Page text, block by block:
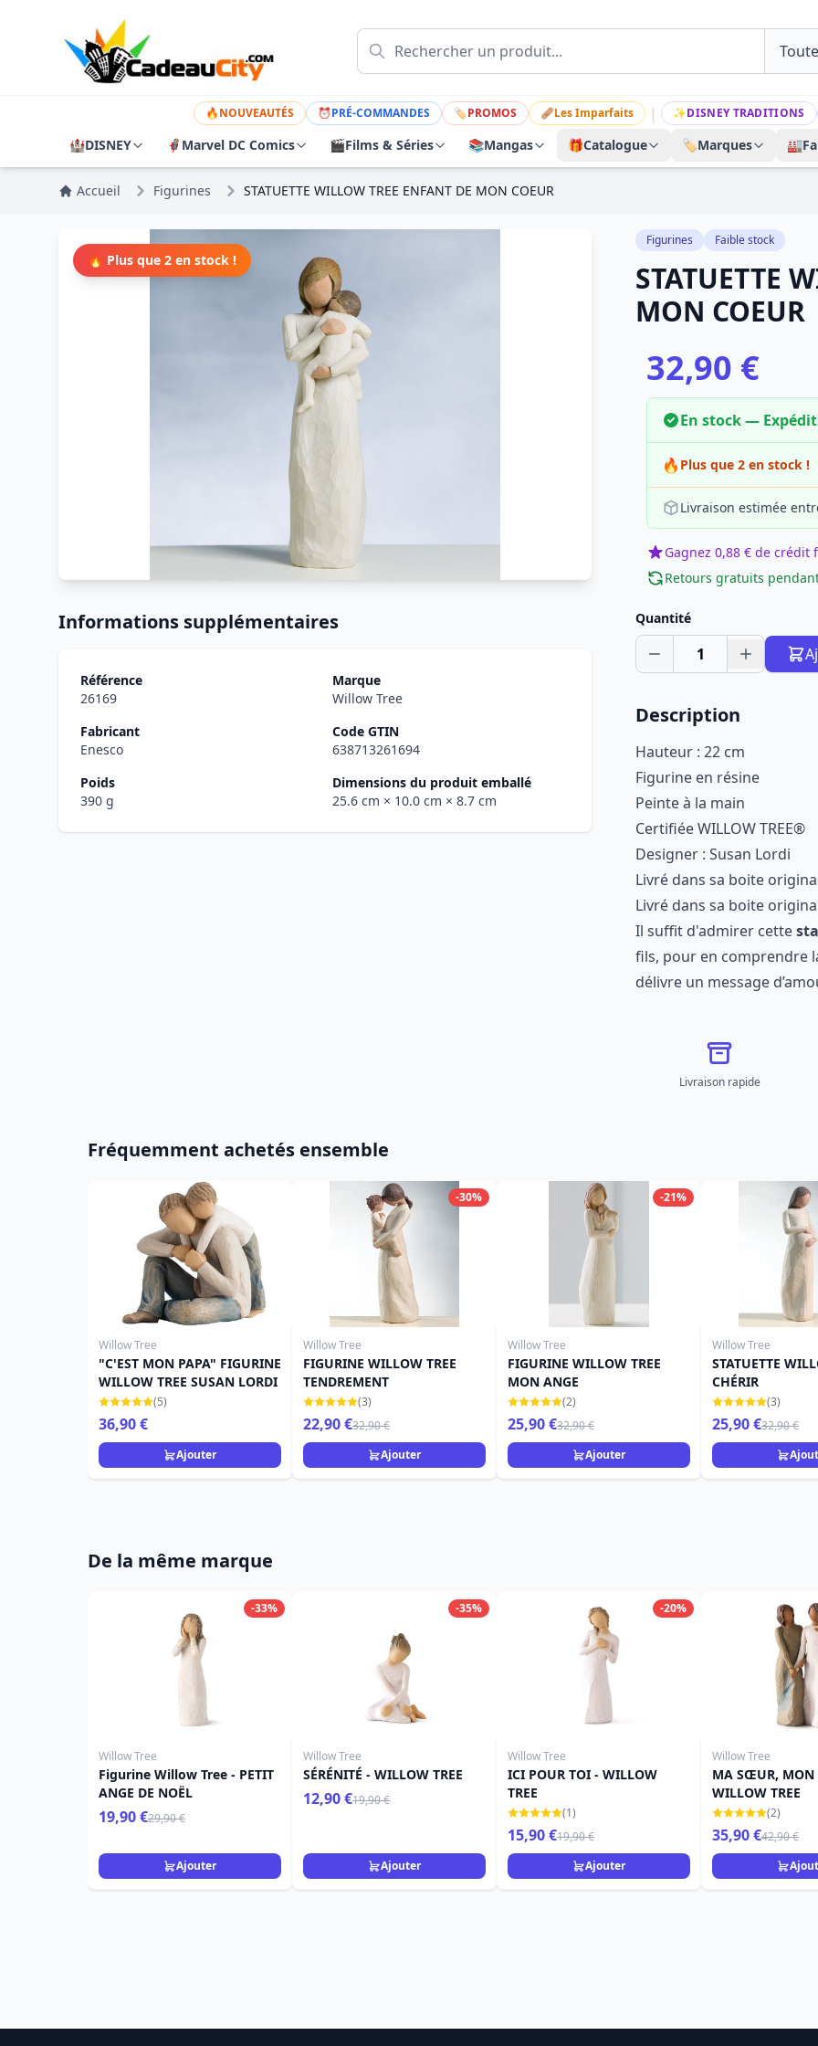
🔥NOUVEAUTÉS ⏰PRÉ-COMMANDES 🏷PROMOS 🩹Les Imparfaits | ✨DISNEY TRADITIONS
🏰DISNEY 🦸 Marvel DC Comics 🎬Films & Séries 📚Mangas 🎁Catalogue 🏷️Marques 🏭
Accueil Figurines STATUETTE WILLOW TREE ENFANT DE MON COEUR
🔥 Plus que 2 en stock !
Informations supplémentaires
Référence
26169
Marque
Willow Tree
Fabricant
Enesco
Code GTIN
638713261694
Poids
390 g
Dimensions du produit emballé
25.6 cm × 10.0 cm × 8.7 cm
Figurines Faible stock
STATUETTE
MON COEUR
32,90 €
En stock —
🔥 Plus que 2 en stock !
Livraison estimée
Gagnez 0,88 € de crédit
Retours gratuits
Quantité
1
Description
Hauteur : 22 cm
Figurine en résine
Peinte à la main
Certifiée WILLOW TREE®
Designer : Susan Lordi
Livré dans sa boite
Livré dans sa boite
Il suffit d'admirer cette
fils, pour en comprendre
délivre un message
Livraison rapide
Fréquemment achetés ensemble
Willow Tree
"C'EST MON PAPA" FIGURINE
WILLOW TREE SUSAN LORDI
(5)
36,90 €
Ajouter
-30%
Willow Tree
FIGURINE WILLOW TREE
TENDREMENT
(3)
22,90 €32,90 €
Ajouter
-21%
Willow Tree
FIGURINE WILLOW TREE
MON ANGE
(2)
25,90 €32,90 €
Ajouter
Willow Tree
STATUETTE
CHÉRIR
(3)
25,90 €32,90 €
De la même marque
-33%
Willow Tree
Figurine Willow Tree - PETIT
ANGE DE NOËL
19,90 €29,90 €
Ajouter
-35%
Willow Tree
SÉRÉNITÉ - WILLOW TREE
12,90 €19,90 €
Ajouter
-20%
Willow Tree
ICI POUR TOI - WILLOW
TREE
(1)
15,90 €19,90 €
Ajouter
Willow Tree
MA SŒUR, MON
WILLOW TREE
(2)
35,90 €42,90 €